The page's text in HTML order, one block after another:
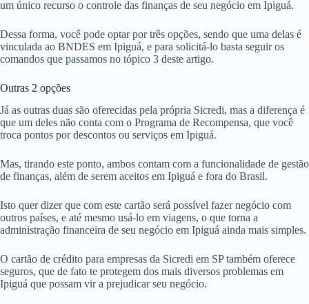
um único recurso o controle das finanças de seu negócio em Ipiguá.
Dessa forma, você pode optar por três opções, sendo que uma delas é
vinculada ao BNDES em Ipiguá, e para solicitá-lo basta seguir os
comandos que passamos no tópico 3 deste artigo.
Outras 2 opções
Já as outras duas são oferecidas pela própria Sicredi, mas a diferença é
que um deles não conta com o Programa de Recompensa, que você
troca pontos por descontos ou serviços em Ipiguá.
Mas, tirando este ponto, ambos contam com a funcionalidade de gestão
de finanças, além de serem aceitos em Ipiguá e fora do Brasil.
Isto quer dizer que com este cartão será possível fazer negócio com
outros países, e até mesmo usá-lo em viagens, o que torna a
administração financeira de seu negócio em Ipiguá ainda mais simples.
O cartão de crédito para empresas da Sicredi em SP também oferece
seguros, que de fato te protegem dos mais diversos problemas em
Ipiguá que possam vir a prejudicar seu negócio.